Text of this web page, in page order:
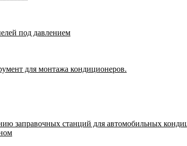
под давлением
для монтажа кондиционеров.
заправочных станций для автомобильных